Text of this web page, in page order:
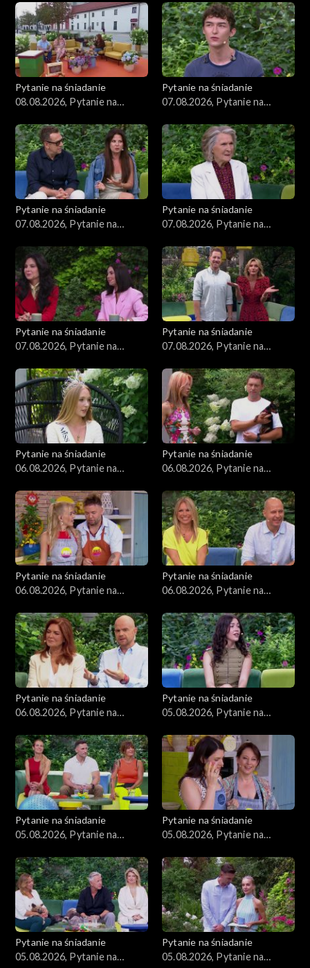
Uroda
Moda
Materiały
Odcinki
Pytanie na śniadanie
08.08.2026, Pytanie na
Pytanie na śniadanie
07.08.2026, Pytanie na
Pytanie na śniadanie
07.08.2026, Pytanie na
Pytanie na śniadanie
07.08.2026, Pytanie na
Pytanie na śniadanie
07.08.2026, Pytanie na
Pytanie na śniadanie
07.08.2026, Pytanie na
Pytanie na śniadanie
06.08.2026, Pytanie na
Pytanie na śniadanie
06.08.2026, Pytanie na
Pytanie na śniadanie
06.08.2026, Pytanie na
Pytanie na śniadanie
06.08.2026, Pytanie na
Pytanie na śniadanie
06.08.2026, Pytanie na
Pytanie na śniadanie
05.08.2026, Pytanie na
Pytanie na śniadanie
05.08.2026, Pytanie na
Pytanie na śniadanie
05.08.2026, Pytanie na
Pytanie na śniadanie
05.08.2026, Pytanie na
Pytanie na śniadanie
05.08.2026, Pytanie na